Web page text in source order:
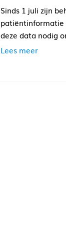
Sinds 1 juli zijn
patiëntinformatie
deze data nodig
Lees meer